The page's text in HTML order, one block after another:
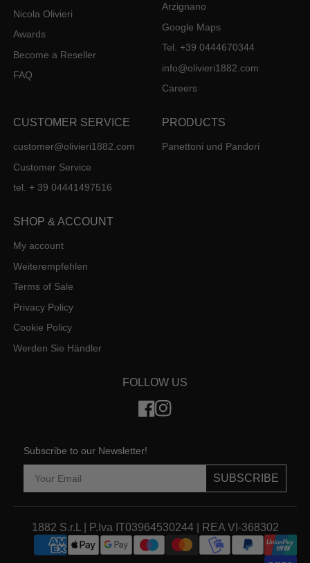
Nicola Olivieri
Awards
Become a Reseller
FAQ
Arzignano
Google Maps
Tel. +39 0444670344
info@olivieri1882.com
Careers
CUSTOMER SERVICE
customer@olivieri1882.com
Customer Service
tel. + 39 04441497516
PRODUCTS
Panettoni und Pandori
SHOP & ACCOUNT
My account
Weiterempfehlen
Terms of Sale
Privacy Policy
Cookie Policy
Werden Sie Händler
FOLLOW US
Subscribe to our Newsletter!
SUBSCRIBE
1882 S.r.L | P.Iva IT03964530244 | REA VI-368302